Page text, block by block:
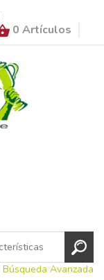
0 Artículos
Búsqueda Avanzada